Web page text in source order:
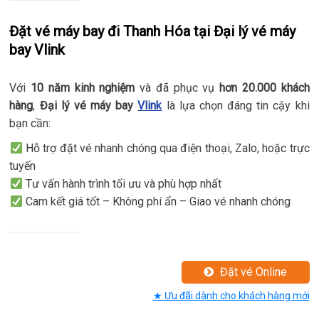
Đặt vé máy bay đi Thanh Hóa tại Đại lý vé máy
bay Vlink
Với 10 năm kinh nghiệm và đã phục vụ hơn 20.000 khách
hàng, Đại lý vé máy bayVlinklà lựa chọn đáng tin cậy khi
bạn cần:
Hỗ trợ đặt vé nhanh chóng qua điện thoại, Zalo, hoặc trực
tuyến
Tư vấn hành trình tối ưu và phù hợp nhất
Cam kết giá tốt – Không phí ẩn – Giao vé nhanh chóng
Đặt vé Online
★ Ưu đãi dành cho khách hàng mới